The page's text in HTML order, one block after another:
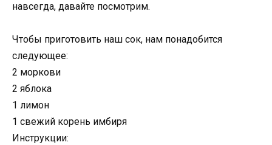
навсегда, давайте посмотрим.
Чтобы приготовить наш сок, нам понадобится
следующее:
2 моркови
2 яблока
1 лимон
1 свежий корень имбиря
Инструкции: